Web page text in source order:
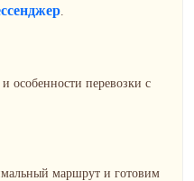
.
особенности перевозки с
маршрут и готовим